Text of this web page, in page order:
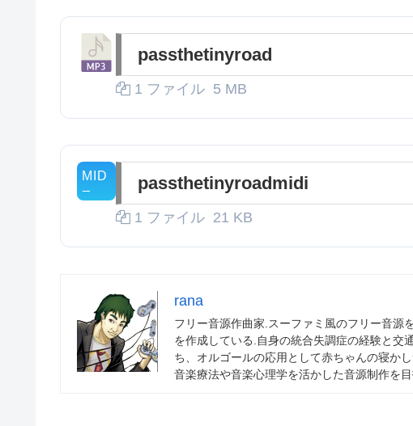
passthetinyroad
1 ファイル 5 MB
passthetinyroadmidi
1 ファイル 21 KB
rana
フリー音源作曲家.スーファミ風のフリー音源
を作成している.自身の統合失調症の経験と交
ち、オルゴールの応用として赤ちゃんの寝か
音楽療法や音楽心理学を活かした音源制作を目